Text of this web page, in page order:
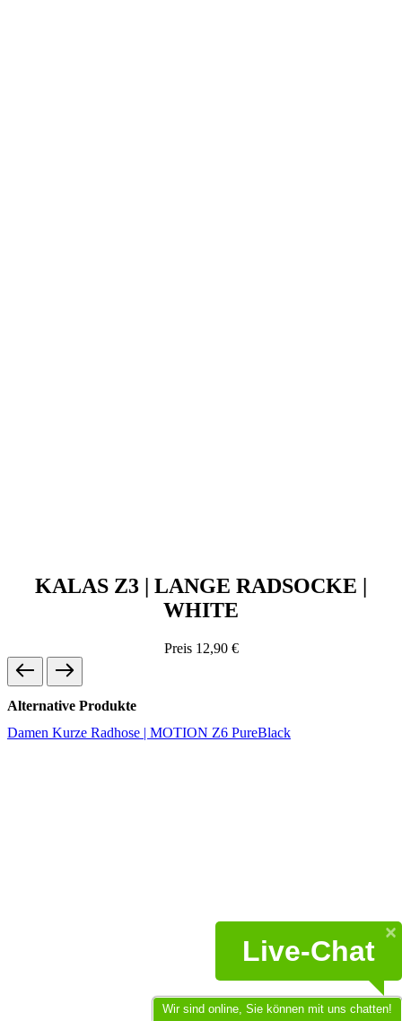
KALAS Z3 | LANGE RADSOCKE |
WHITE
Preis12,90 €
Alternative Produkte
Damen Kurze Radhose | MOTION Z6 PureBlack
Live-Chat
Wir sind online, Sie können mit uns chatten!